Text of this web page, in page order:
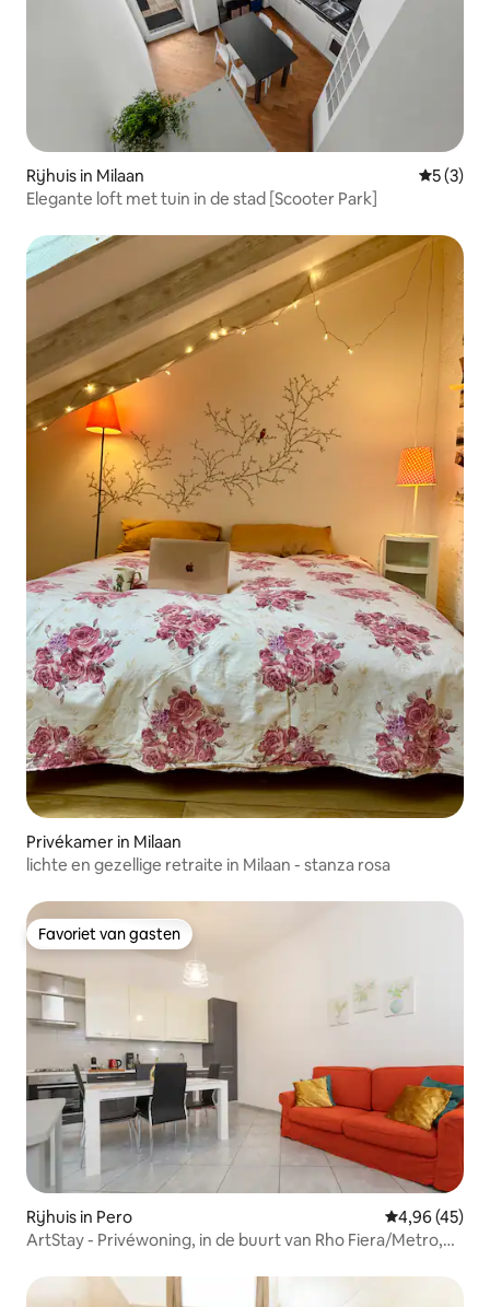
Rijhuis in Milaan
5 (3)
Elegante loft met tuin in de stad [Scooter Park]
Privékamer in Milaan
lichte en gezellige retraite in Milaan - stanza rosa
Favoriet van gasten
Favoriet van gasten
Rijhuis in Pero Gemiddelde
4,96 (45)
ArtStay - Privéwoning, in de buurt van Rho Fiera/Metro,